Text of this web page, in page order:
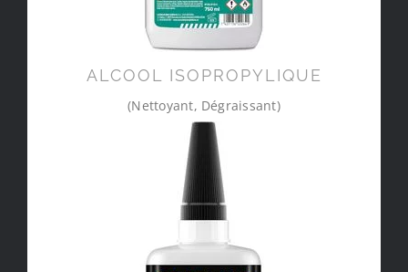
ALCOOL ISOPROPYLIQUE
(Nettoyant, Dégraissant)